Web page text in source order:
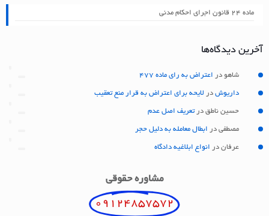
ماده ۲۴ قانون اجرای احکام مدنی
آخرین دیدگاه‌ها
شاهو در اعتراض به رای ماده 477
داریوش در لایحه برای اعتراض به قرار منع تعقیب
حسین ناطق درتعریف اصل عدم
مصطفی در ابطال معامله به دلیل حجر
عرفان در انواع ابلاغیه دادگاه
مشاوره حقوقی
09124857572